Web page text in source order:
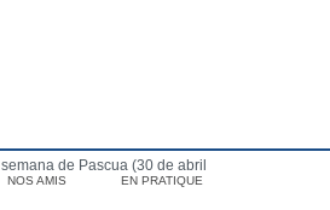
NOS AMIS EN PRATIQUE
de Pascua (30 de abril